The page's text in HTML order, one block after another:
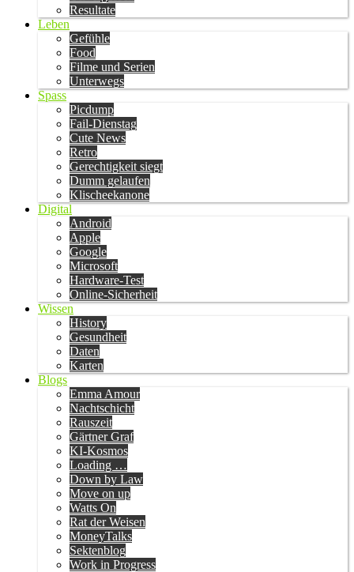
Resultate
Leben
Gefühle
Food
Filme und Serien
Unterwegs
Spass
Picdump
Fail-Dienstag
Cute News
Retro
Gerechtigkeit siegt
Dumm gelaufen
Klischeekanone
Digital
Android
Apple
Google
Microsoft
Hardware-Test
Online-Sicherheit
Wissen
History
Gesundheit
Daten
Karten
Blogs
Emma Amour
Nachtschicht
Rauszeit
Gärtner Graf
KI-Kosmos
Loading …
Down by Law
Move on up
Watts On
Rat der Weisen
MoneyTalks
Sektenblog
Work in Progress